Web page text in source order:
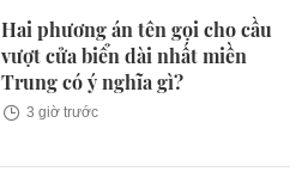
Hai phương án tên gọi cho cầu
vượt cửa biển dài nhất miền
Trung có ý nghĩa gì?
3 giờ trước